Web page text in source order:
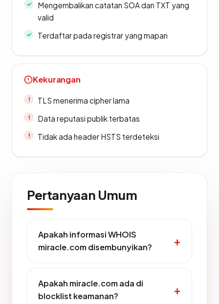
Mengembalikan catatan SOA dan TXT yang
valid
Terdaftar pada registrar yang mapan
Kekurangan
TLS menerima cipher lama
Data reputasi publik terbatas
Tidak ada header HSTS terdeteksi
Pertanyaan Umum
Apakah informasi WHOIS
miracle.com disembunyikan?
Apakah miracle.com ada di
blocklist keamanan?